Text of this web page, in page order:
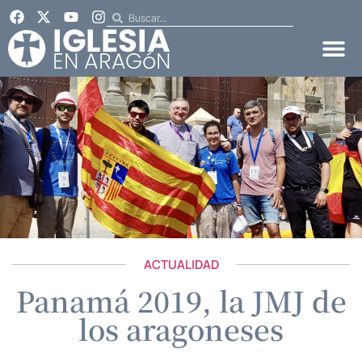
ACTUALIDAD
Panamá 2019, la JMJ de
los aragoneses